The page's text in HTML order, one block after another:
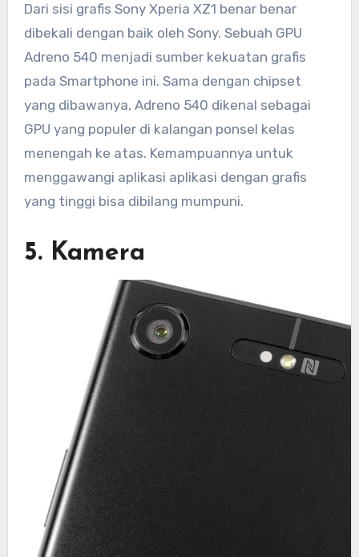
Dari sisi grafis Sony Xperia XZ1 benar benar
dibekali dengan baik oleh Sony. Sebuah GPU
Adreno 540 menjadi sumber kekuatan grafis
pada Smartphone ini. Sama dengan chipset
yang dibawanya, Adreno 540 dikenal sebagai
GPU yang populer di kalangan ponsel kelas
menengah ke atas. Kemampuannya untuk
menggawangi aplikasi aplikasi dengan grafis
yang tinggi bisa dibilang mumpuni.
5. Kamera